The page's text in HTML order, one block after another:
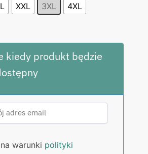
XXL 3XL 4XL
kiedy produkt będzie
warunki polityki